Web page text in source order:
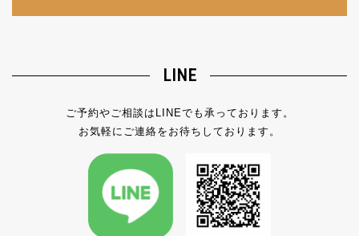
LINE
ご予約やご相談はLINEでも承っております。
お気軽にご連絡をお待ちしております。